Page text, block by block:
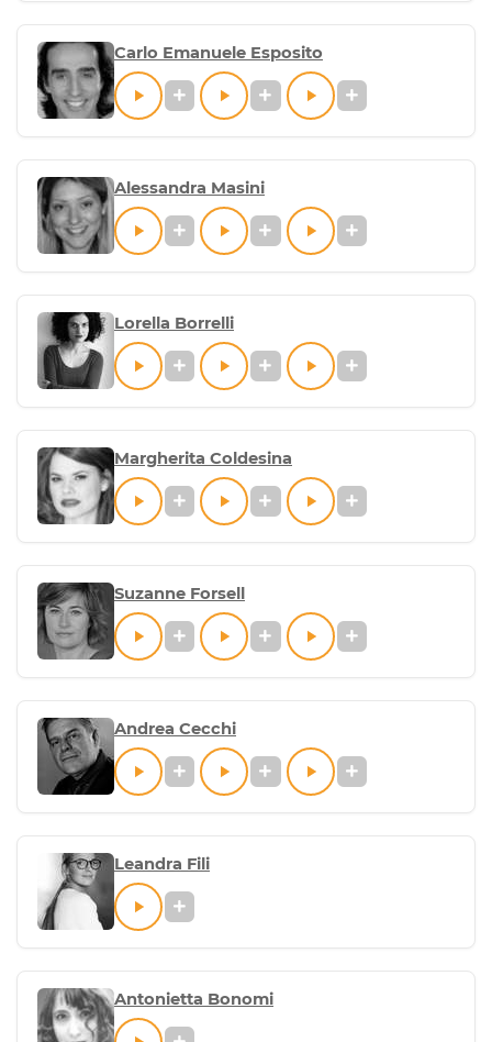
Carlo Emanuele Esposito
Alessandra Masini
Lorella Borrelli
Margherita Coldesina
Suzanne Forsell
Andrea Cecchi
Leandra Fili
Antonietta Bonomi